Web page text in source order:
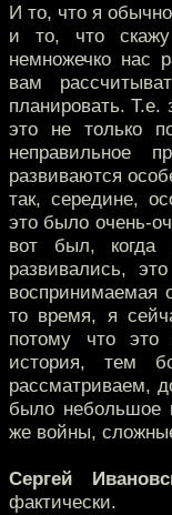
И то, что я
и то, что
немножечко нас
вам
планировать.
это не только
неправильное
развиваются
так, середине,
это было очень-
вот был, когда
развивались,
воспринимаемая
то время, я
потому что это
история, тем
рассматриваем,
было небольшое
же войны,
Сергей
фактически.